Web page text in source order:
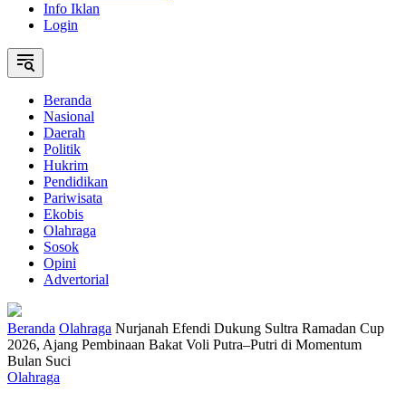
Info Iklan
Login
Beranda
Nasional
Daerah
Politik
Hukrim
Pendidikan
Pariwisata
Ekobis
Olahraga
Sosok
Opini
Advertorial
Beranda Olahraga Nurjanah Efendi Dukung Sultra Ramadan Cup
2026, Ajang Pembinaan Bakat Voli Putra–Putri di Momentum
Bulan Suci
Olahraga